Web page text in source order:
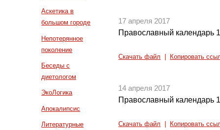
Аскетика в
большом городе
Непотерянное
поколение
Беседы с
диетологом
ЭкоЛогика
Апокалипсис
Литературные
17 апреля 2017
Православный календарь
Скачать файл Копировать
14 апреля 2017
Православный календарь
Скачать файл Копировать